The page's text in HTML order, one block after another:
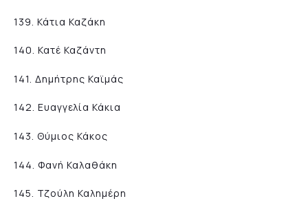
139. Κάτια Καζάκη
140. Κατέ Καζάντη
141. Δημήτρης Καϊμάς
142. Ευαγγελία Κάκια
143. Θύμιος Κάκος
144. Φανή Καλαθάκη
145. Τζούλη Καλημέρη